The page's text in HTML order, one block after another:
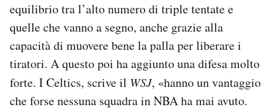
equilibrio tra l’alto numero di triple tentate e
quelle che vanno a segno, anche grazie alla
capacità di muovere bene la palla per liberare i
tiratori. A questo poi ha aggiunto una difesa molto
forte. I Celtics, scrive il WSJ, «hanno un vantaggio
che forse nessuna squadra in NBA ha mai avuto.